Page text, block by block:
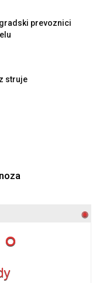
prevoznici
struje
◉